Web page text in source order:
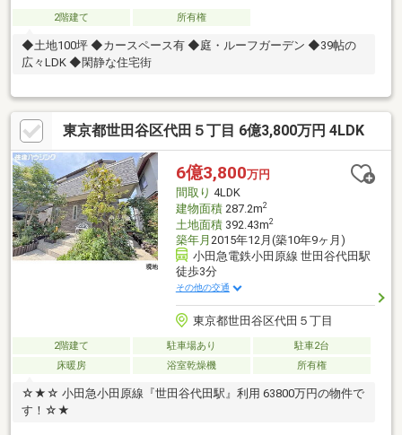
2階建て 所有権
◆土地100坪 ◆カースペース有 ◆庭・ルーフガーデン ◆39帖の
広々LDK ◆閑静な住宅街
東京都世田谷区代田５丁目 6億3,800万円 4LDK
6億3,800万円
間取り 4LDK
建物面積287.2m2
土地面積392.43m2
築年月 2015年12月(築10年9ヶ月)
小田急電鉄小田原線 世田谷代田駅
徒歩3分
その他の交通
東京都世田谷区代田５丁目
2階建て 駐車場あり
駐車2台
床暖房
浴室乾燥機 所有権
☆★☆ 小田急小田原線『世田谷代田駅』利用 63800万円の物件で
す！☆★